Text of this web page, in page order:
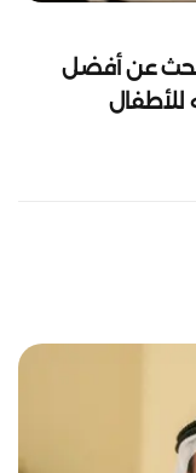
تبحث عن أفضل
للأطفال